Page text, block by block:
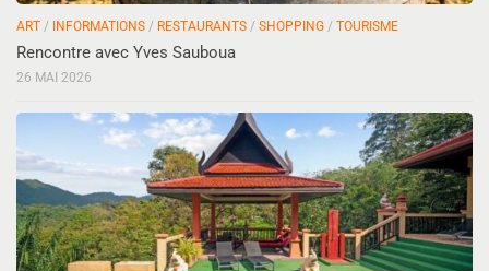
ART / INFORMATIONS / RESTAURANTS / SHOPPING / TOURISME
Rencontre avec Yves Sauboua
26 MAI 2026